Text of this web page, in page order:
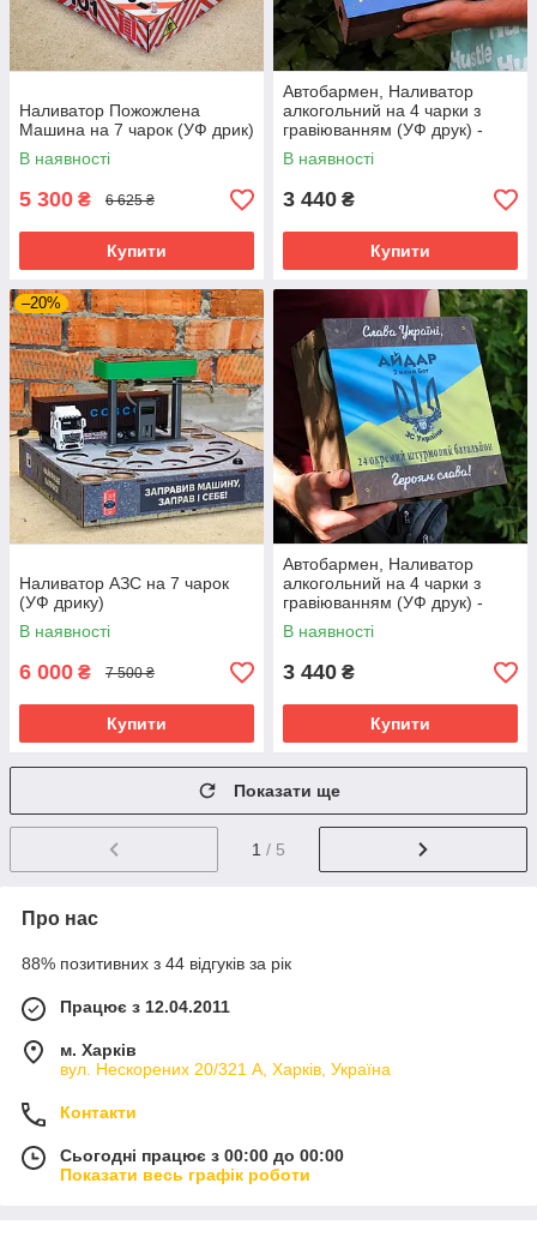
Наливатор Пожожлена
Машина на 7 чарок (УФ дрик)
В наявності
5 300 ₴ 6 625 ₴
Купити
Автобармен, Наливатор
алкогольний на 4 чарки з
гравіюванням (УФ друк) -
Тризуб
В наявності
3 440 ₴
Купити
–20%
Наливатор АЗС на 7 чарок
(УФ дрику)
В наявності
6 000 ₴ 7 500 ₴
Купити
Автобармен, Наливатор
алкогольний на 4 чарки з
гравіюванням (УФ друк) -
Айдар
В наявності
3 440 ₴
Купити
Показати ще
1 / 5
Про нас
88% позитивних з 44 відгуків за рік
Працює з 12.04.2011
м. Харків
вул. Нескорених 20/321 А, Харків, Україна
Контакти
Сьогодні працює з 00:00 до 00:00
Показати весь графік роботи